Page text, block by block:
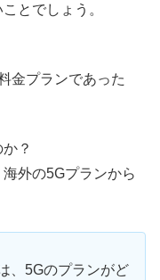
とでしょう。
金プランであった
？
外の5Gプランから
、5Gのプランがど